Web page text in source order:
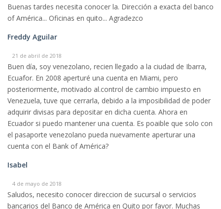
Buenas tardes necesita conocer la. Dirección a exacta del banco
of América... Oficinas en quito... Agradezco
Freddy Aguilar
21 de abril de 2018
Buen día, soy venezolano, recien llegado a la ciudad de Ibarra,
Ecuafor. En 2008 aperturé una cuenta en Miami, pero
posteriormente, motivado al.control de cambio impuesto en
Venezuela, tuve que cerrarla, debido a la imposibilidad de poder
adquirir divisas para depositar en dicha cuenta. Ahora en
Ecuador si puedo mantener una cuenta. Es poaible que solo con
el pasaporte venezolano pueda nuevamente aperturar una
cuenta con el Bank of América?
Isabel
4 de mayo de 2018
Saludos, necesito conocer direccion de sucursal o servicios
bancarios del Banco de América en Quito por favor. Muchas